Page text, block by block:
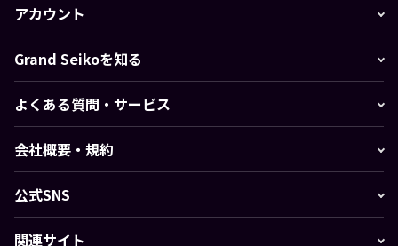
アカウント
Grand Seikoを知る
よくある質問・サービス
会社概要・規約
公式SNS
関連サイト